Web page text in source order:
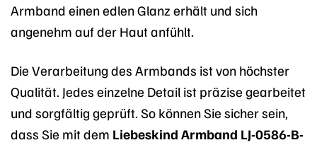
Armband einen edlen Glanz erhält und sich
angenehm auf der Haut anfühlt.
Die Verarbeitung des Armbands ist von höchster
Qualität. Jedes einzelne Detail ist präzise gearbeitet
und sorgfältig geprüft. So können Sie sicher sein,
dass Sie mit dem Liebeskind Armband LJ-0586-B-